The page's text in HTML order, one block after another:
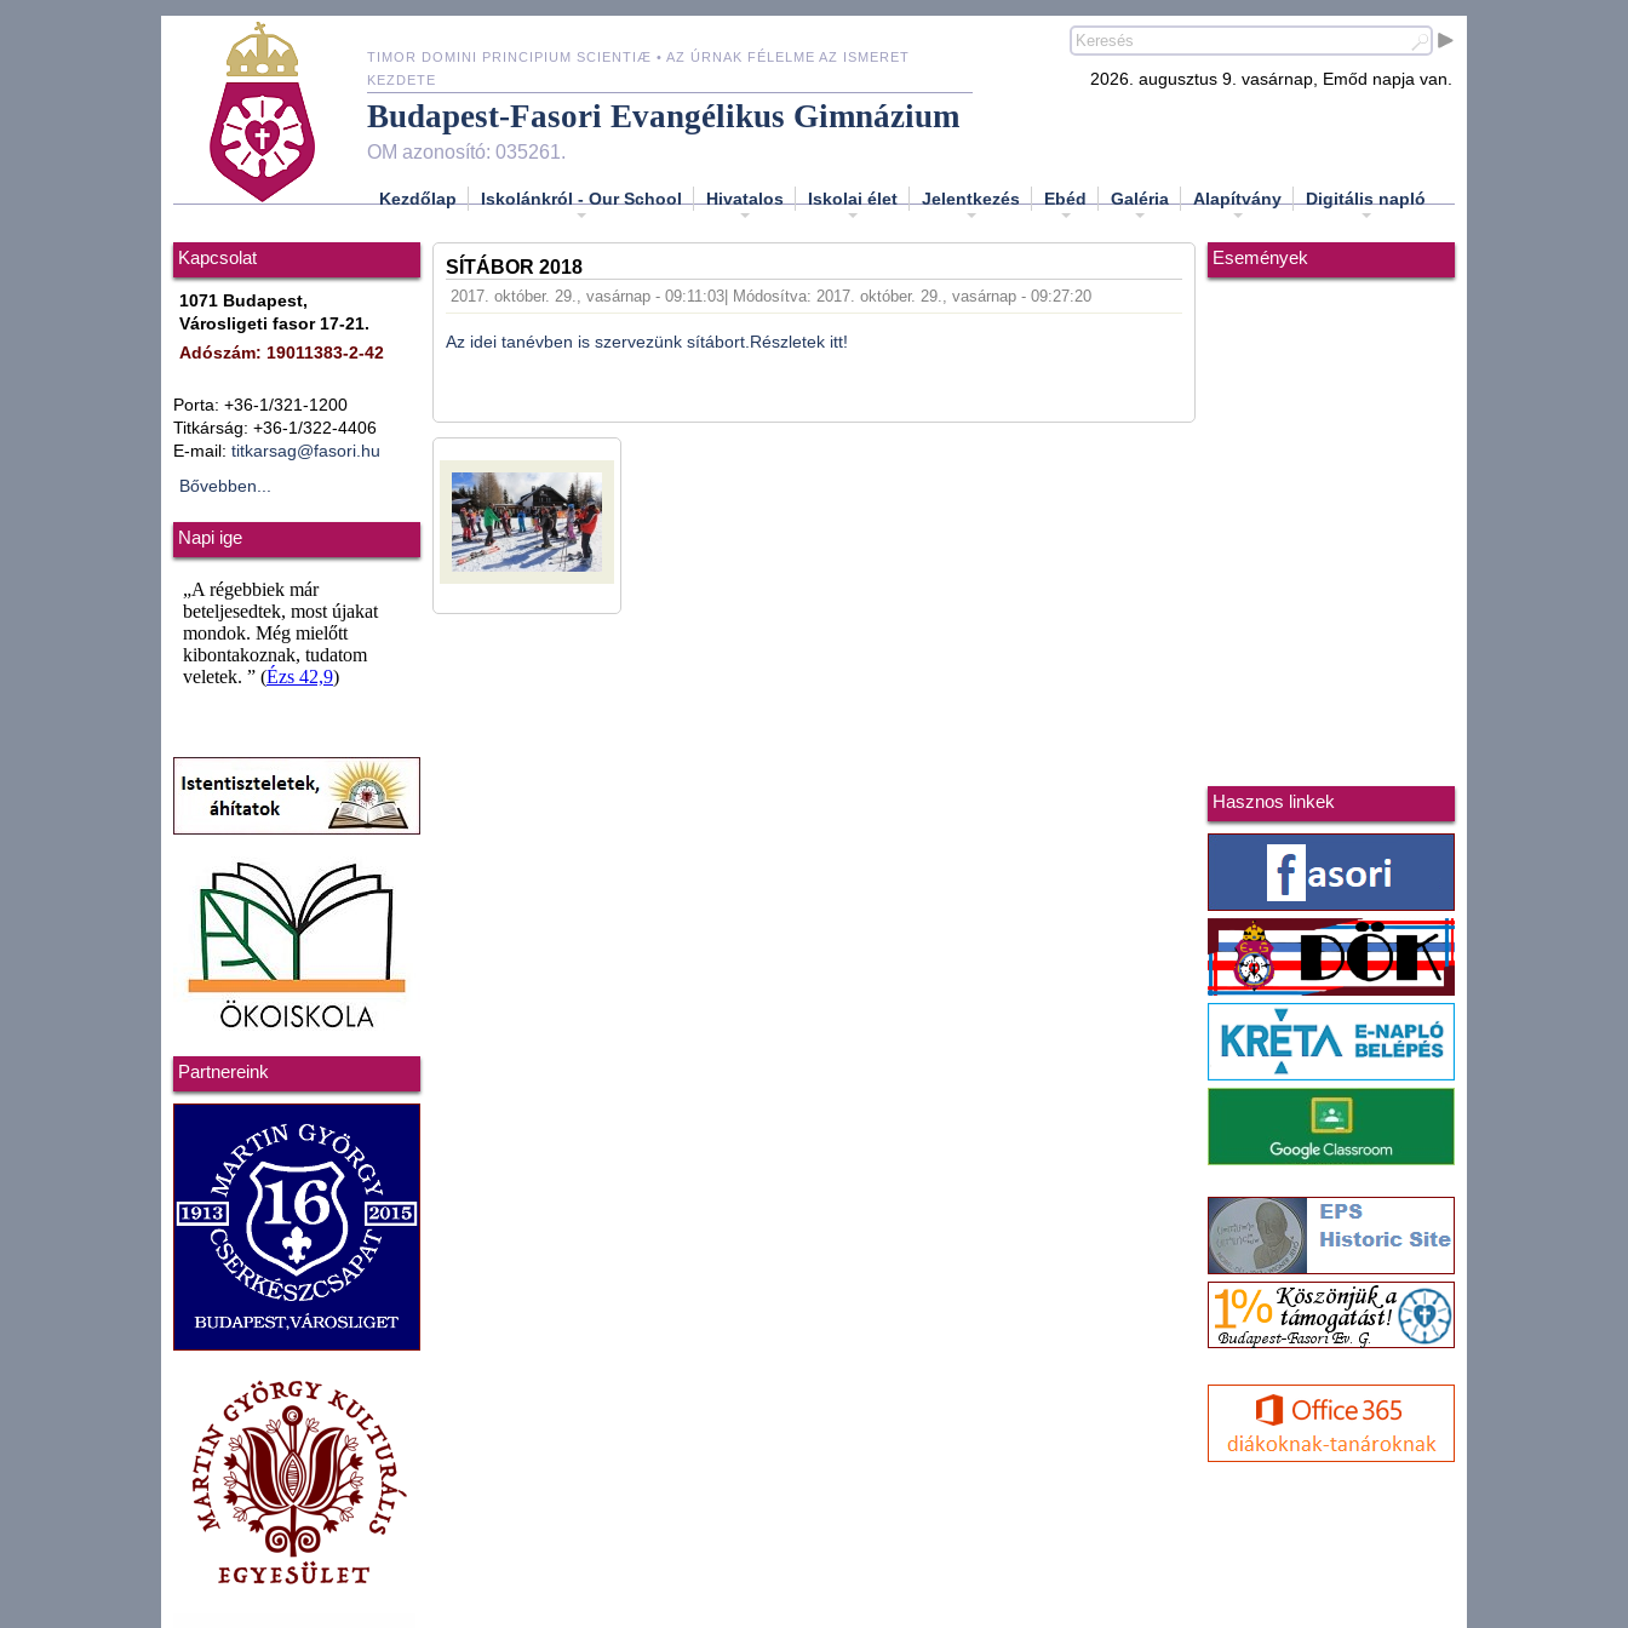
TIMOR DOMINI PRINCIPIUM SCIENTIÆ • AZ ÚRNAK FÉLELME AZ ISMERET
KEZDETE
Budapest-Fasori Evangélikus Gimnázium
OM azonosító: 035261.
2026. augusztus 9. vasárnap, Emőd napja van.
Kezdőlap Iskolánkról - Our School Hivatalos Iskolai élet Jelentkezés Ebéd Galéria Alapítvány Digitális napló
Kapcsolat
1071 Budapest,
Városligeti fasor 17-21.
Adószám: 19011383-2-42
Porta: +36-1/321-1200
Titkárság: +36-1/322-4406
E-mail: titkarsag@fasori.hu
Bővebben...
Napi ige
Partnereink
SÍTÁBOR 2018
2017. október. 29., vasárnap - 09:11:03 | Módosítva: 2017. október. 29., vasárnap - 09:27:20
Az idei tanévben is szervezünk sítábort.Részletek itt!
Események
Hasznos linkek